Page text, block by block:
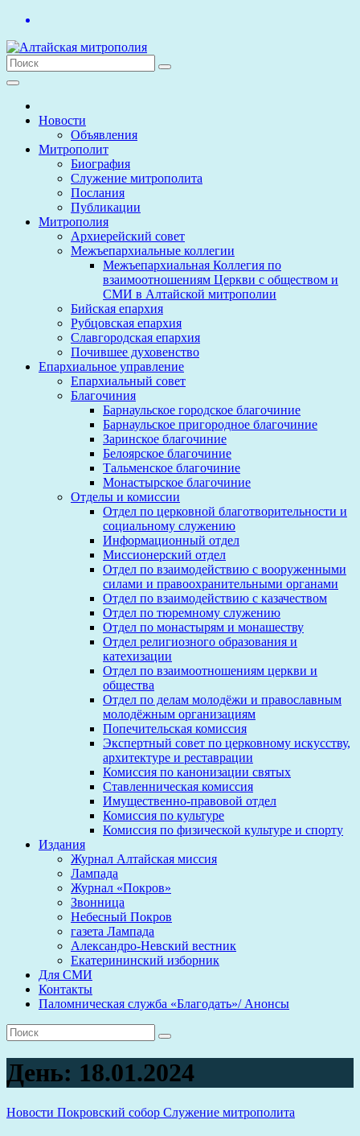
Перейти
содержимому
Новости
Объявления
Митрополит
Биография
Служение митрополита
Послания
Публикации
Митрополия
Архиерейский совет
Межъепархиальные коллегии
Межъепархиальная Коллегия по
взаимоотношениям Церкви с обществом и
СМИ в Алтайской митрополии
Бийская епархия
Рубцовская епархия
Славгородская епархия
Почившее духовенство
Епархиальное управление
Епархиальный совет
Благочиния
Барнаульское городское благочиние
Барнаульское пригородное благочиние
Заринское благочиние
Белоярское благочиние
Тальменское благочиние
Монастырское благочиние
Отделы и комиссии
Отдел по церковной благотворительности и
социальному служению
Информационный отдел
Миссионерский отдел
Отдел по взаимодействию с вооруженными
силами и правоохранительными органами
Отдел по взаимодействию с казачеством
Отдел по тюремному служению
Отдел по монастырям и монашеству
Отдел религиозного образования и
катехизации
Отдел по взаимоотношениям церкви и
общества
Отдел по делам молодёжи и православным
молодёжным организациям
Попечительская комиссия
Экспертный совет по церковному искусству,
архитектуре и реставрации
Комиссия по канонизации святых
Ставленническая комиссия
Имущественно-правовой отдел
Комиссия по культуре
Комиссия по физической культуре и спорту
Издания
Журнал Алтайская миссия
Лампада
Журнал «Покров»
Звонница
Небесный Покров
газета Лампада
Александро-Невский вестник
Екатерининский изборник
Для СМИ
Контакты
Паломническая служба «Благодать»/ Анонсы
День: 18.01.2024
Новости Покровский собор Служение митрополита